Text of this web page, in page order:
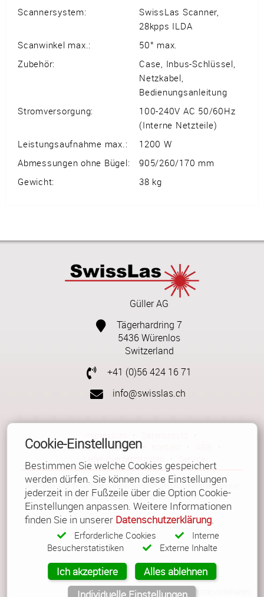
Scannersystem:
SwissLas Scanner,
28kpps ILDA
Scanwinkel max.:
50° max.
Zubehör:
Case, Inbus-Schlüssel,
Netzkabel,
Bedienungsanleitung
Stromversorgung:
100-240V AC 50/60Hz
(Interne Netzteile)
Leistungsaufnahme max.:
1200 W
Abmessungen ohne Bügel:
905/260/170 mm
Gewicht:
38 kg
Güller AG
Tägerhardring 7
5436 Würenlos
Switzerland
+41 (0)56 424 16 71
info@swisslas.ch
Impressum
Cookie Einstellungen
Liefer-/Versandkosten
Service
Alle Texte und Bilder sind urheberrechtlich geschützt und dürfen nur
mit schriftlicher Genehmigung kopiert werden.
© Copyright 2026 Güller AG. Alle Rechte vorbehalten.
Cookie-Einstellungen
Bestimmen Sie welche Cookies gespeichert
werden dürfen. Sie können diese Einstellungen
jederzeit in der Fußzeile über die Option Cookie-
Einstellungen anpassen. Weitere Informationen
finden Sie in unserer Datenschutzerklärung.
Erforderliche Cookies
Interne
Besucherstatistiken
Externe Inhalte
Ich akzeptiere
Alles ablehnen